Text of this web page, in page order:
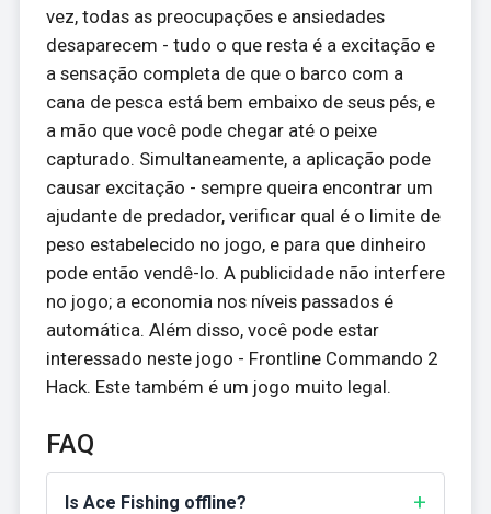
vez, todas as preocupações e ansiedades
desaparecem - tudo o que resta é a excitação e
a sensação completa de que o barco com a
cana de pesca está bem embaixo de seus pés, e
a mão que você pode chegar até o peixe
capturado. Simultaneamente, a aplicação pode
causar excitação - sempre queira encontrar um
ajudante de predador, verificar qual é o limite de
peso estabelecido no jogo, e para que dinheiro
pode então vendê-lo. A publicidade não interfere
no jogo; a economia nos níveis passados é
automática. Além disso, você pode estar
interessado neste jogo - Frontline Commando 2
Hack. Este também é um jogo muito legal.
FAQ
Is Ace Fishing offline?